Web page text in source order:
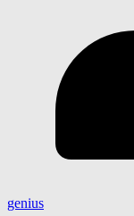
genius